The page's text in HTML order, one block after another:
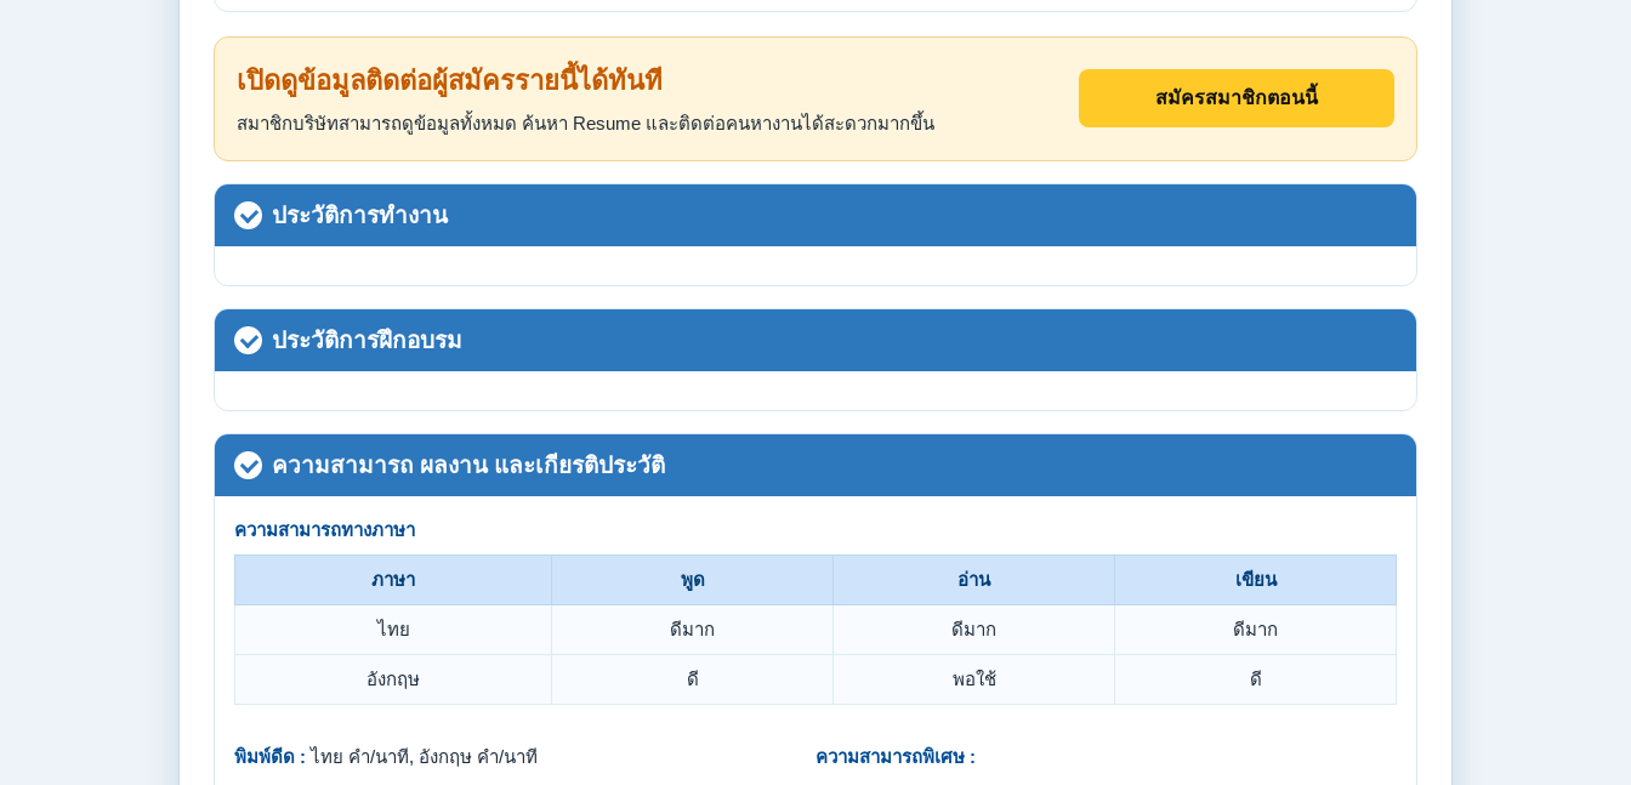
เปิดดูข้อมูลติดต่อผู้สมัครรายนี้ได้ทันที
สมาชิกบริษัทสามารถดูข้อมูลทั้งหมด ค้นหา Resume และติดต่อคนหางานได้สะดวกมากขึ้น
สมัครสมาชิกตอนนี้
ประวัติการทำงาน
ประวัติการฝึกอบรม
ความสามารถ ผลงาน และเกียรติประวัติ
ความสามารถทางภาษา
ภาษา พูด อ่าน เขียน
ไทย ดีมาก ดีมาก ดีมาก
อังกฤษ ดี พอใช้ ดี
พิมพ์ดีด : ไทย คำ/นาที, อังกฤษ คำ/นาที ความสามารถพิเศษ :